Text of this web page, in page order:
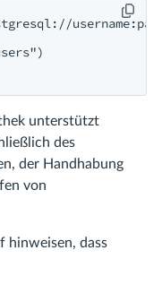
unterstützt
des
der Handhabung
von
hinweisen, dass